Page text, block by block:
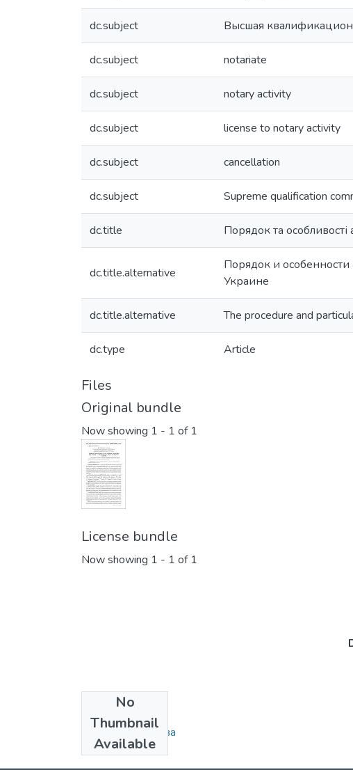
dc.subject Высшая
dc.subject notariate
dc.subject notary activity
dc.subject license to notary activity
dc.subject cancellation
dc.subject Supreme qualification
dc.title Порядок та
dc.title.alternative
Порядок и особенности
Украине
dc.title.alternative The procedure and
dc.type Article
Files
Original bundle
Now showing 1 - 1 of 1
License bundle
Now showing 1 - 1 of 1
No
Thumbnail
Available
Collections
Правова держава